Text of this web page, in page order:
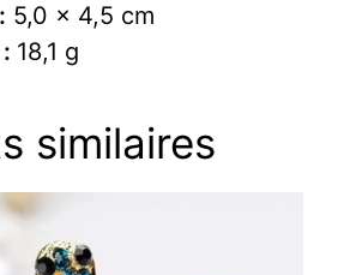
5,0 x 4,5 cm
18,1 g
similaires